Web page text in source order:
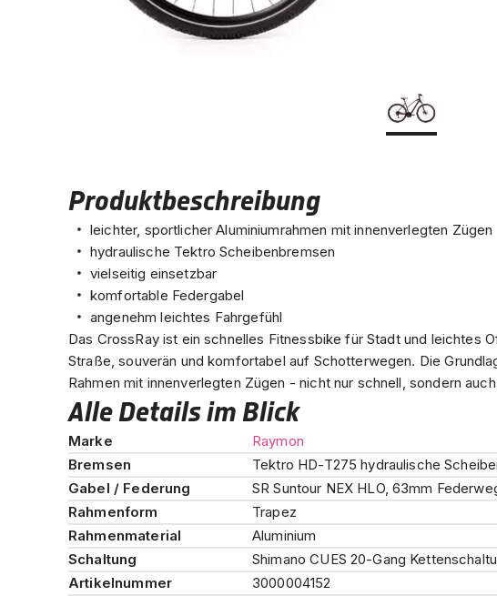
Produktbeschreibung
leichter, sportlicher Aluminiumrahmen mit innenverlegten Zügen
hydraulische Tektro Scheibenbremsen
vielseitig einsetzbar
komfortable Federgabel
angenehm leichtes Fahrgefühl
Das CrossRay ist ein schnelles Fitnessbike für Stadt und leichtes
Straße, souverän und komfortabel auf Schotterwegen. Die
Rahmen mit innenverlegten Zügen - nicht nur schnell, sondern
Alle Details im Blick
Marke
Raymon
Bremsen
Tektro HD-T275 hydraulische
Gabel / Federung
SR Suntour NEX HLO, 63mm
Rahmenform
Trapez
Rahmenmaterial
Aluminium
Schaltung
Shimano CUES 20-Gang
Artikelnummer
3000004152